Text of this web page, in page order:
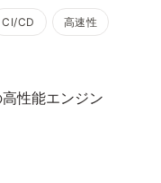
CI/CD 高速性
性能エンジン